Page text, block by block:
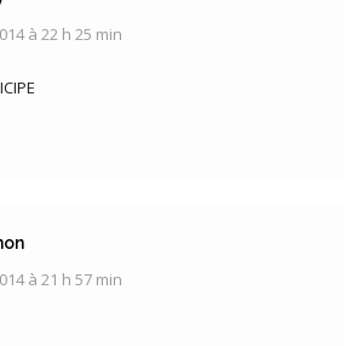
à 22 h 25 min
à 21 h 57 min